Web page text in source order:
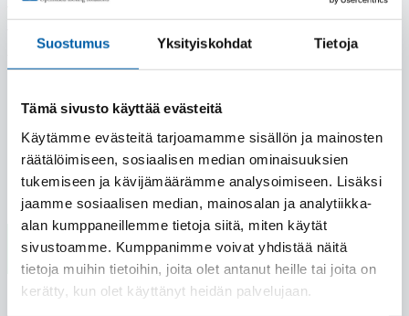
Suostumus Yksityiskohdat Tietoja
Tämä sivusto käyttää evästeitä
Käytämme evästeitä tarjoamamme sisällön ja mainosten
räätälöimiseen, sosiaalisen median ominaisuuksien
tukemiseen ja kävijämäärämme analysoimiseen. Lisäksi
jaamme sosiaalisen median, mainosalan ja analytiikka-
alan kumppaneillemme tietoja siitä, miten käytät
sivustoamme. Kumppanimme voivat yhdistää näitä
tietoja muihin tietoihin, joita olet antanut heille tai joita on
kerätty, kun olet käyttänyt heidän palvelujaan.
Toolsin lastuavat työkalut ja asiakaslähtöinen
työkaluhuolto ovat tehostaneet konepajan tuotantoa,
liiketoimintaa.
Lue lisää